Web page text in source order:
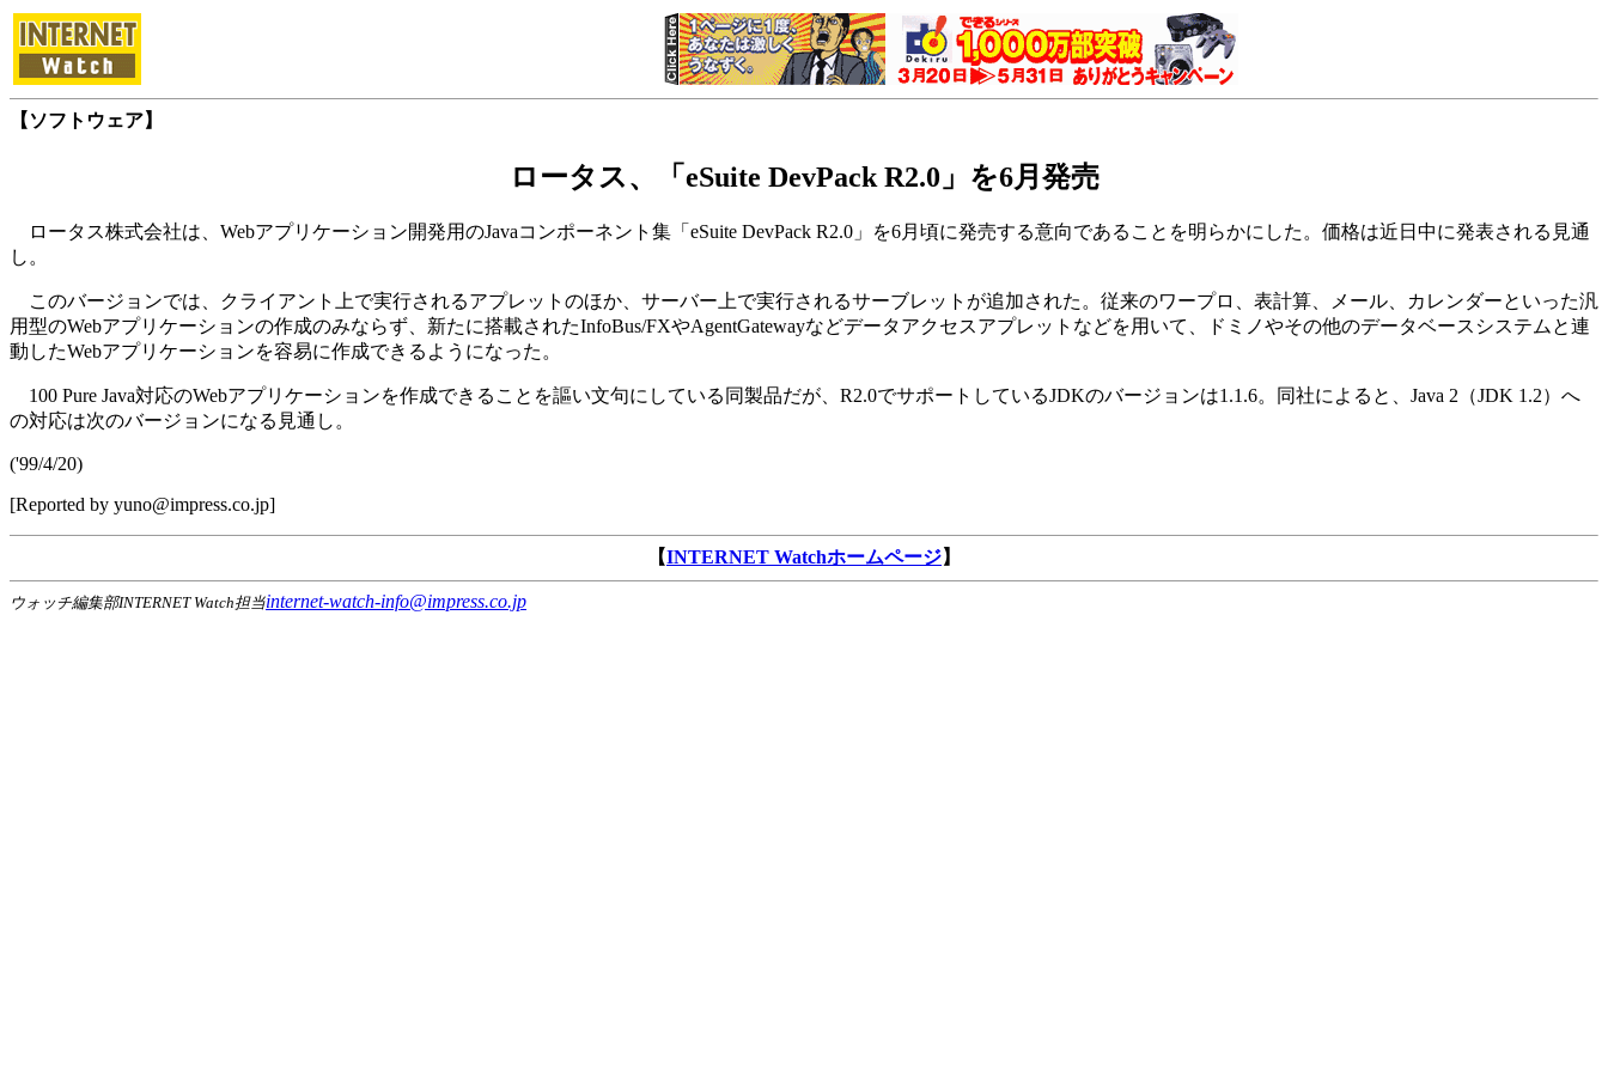
【ソフトウェア】
ロータス、「eSuite DevPack R2.0」を6月発売
ロータス株式会社は、Webアプリケーション開発用のJavaコンポーネント集「eSuite DevPack R2.0」を6月頃に発売する意向であることを明らかにした。価格は近日中に発表される見通
し。
このバージョンでは、クライアント上で実行されるアプレットのほか、サーバー上で実行されるサーブレットが追加された。従来のワープロ、表計算、メール、カレンダーといった汎
用型のWebアプリケーションの作成のみならず、新たに搭載されたInfoBus/FXやAgentGatewayなどデータアクセスアプレットなどを用いて、ドミノやその他のデータベースシステムと連
動したWebアプリケーションを容易に作成できるようになった。
100 Pure Java対応のWebアプリケーションを作成できることを謳い文句にしている同製品だが、R2.0でサポートしているJDKのバージョンは1.1.6。同社によると、Java 2（JDK 1.2）へ
の対応は次のバージョンになる見通し。
('99/4/20)
[Reported by yuno@impress.co.jp]
【INTERNET Watchホームページ】
ウォッチ編集部INTERNET Watch担当internet-watch-info@impress.co.jp